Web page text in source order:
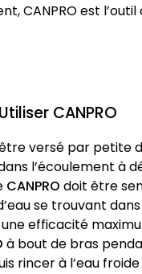
CANPRO est l’outil
CANPRO
versé par petite
l’écoulement à
CANPRO doit être
se trouvant
efficacité
à bout de bras
rincer à l’eau